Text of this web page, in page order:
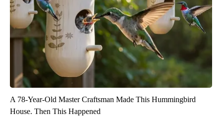
A 78-Year-Old Master Craftsman Made This Hummingbird
House. Then This Happened